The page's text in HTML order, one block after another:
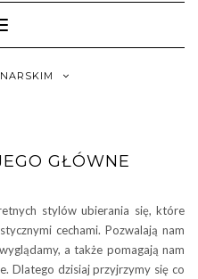
GŁÓWNE
stylów ubierania się, które
cechami. Pozwalają nam
a także pomagają nam
Dlatego dzisiaj przyjrzymy się co